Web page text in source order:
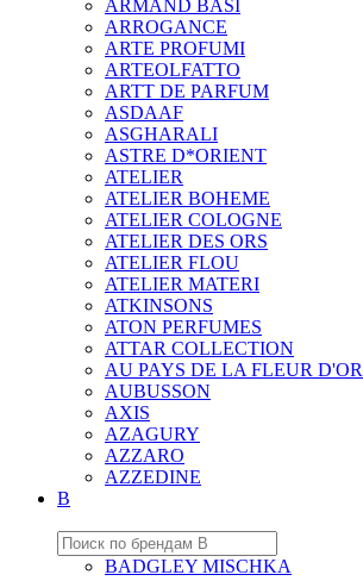
ARMAND BASI
ARROGANCE
ARTE PROFUMI
ARTEOLFATTO
ARTT DE PARFUM
ASDAAF
ASGHARALI
ASTRE D*ORIENT
ATELIER
ATELIER BOHEME
ATELIER COLOGNE
ATELIER DES ORS
ATELIER FLOU
ATELIER MATERI
ATKINSONS
ATON PERFUMES
ATTAR COLLECTION
AU PAYS DE LA FLEUR
AUBUSSON
AXIS
AZAGURY
AZZARO
AZZEDINE
B
BADGLEY MISCHKA